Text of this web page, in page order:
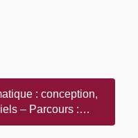
: conception,
– Parcours :
et ERP